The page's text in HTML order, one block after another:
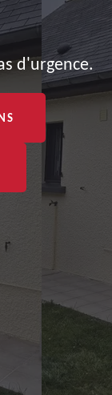
d'urgence.